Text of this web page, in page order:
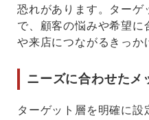
恐れがあります。ターゲ
で、顧客の悩みや希望に
や来店につながるきっか
ニーズに合わせたメ
ターゲット層を明確に設